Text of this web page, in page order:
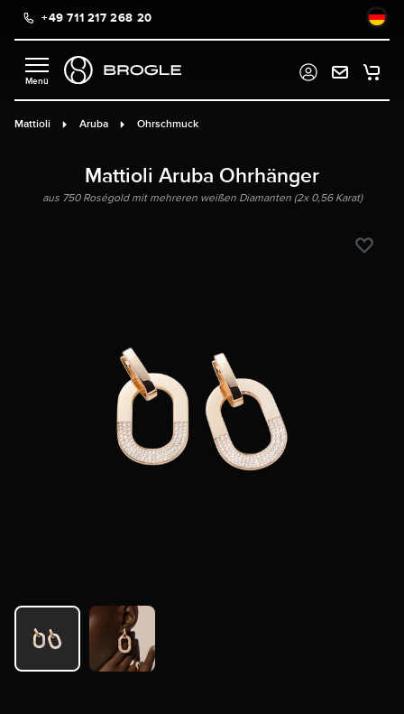
springen
+49 711 217 268 20
Mattioli Aruba Ohrschmuck
Mattioli Aruba Ohrhänger
aus 750 Roségold mit mehreren weißen Diamanten (2x 0,56 Karat)